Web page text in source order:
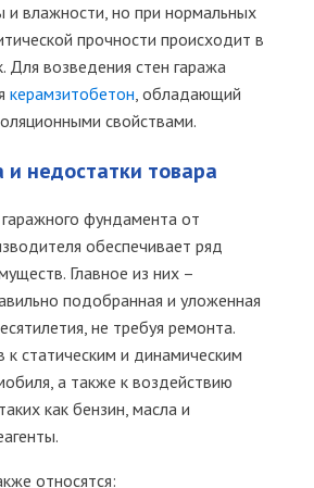
влажности, но при нормальных
прочности происходит в
Для возведения стен гаража
керамзитобетон, обладающий
свойствами.
недостатки товара
фундамента от
обеспечивает ряд
Главное из них –
подобранная и уложенная
не требуя ремонта.
к статическим и динамическим
а также к воздействию
как бензин, масла и
относятся: